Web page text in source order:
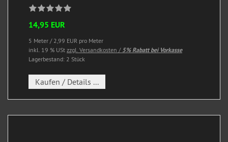
14,95 EUR
5 Meter / 2,99 EUR pro Meter
inkl. 19 % USt zzgl. Versandkosten / 5% Rabatt bei Vorkasse
Lagerbestand: 2 Stück
Kaufen / Details ...